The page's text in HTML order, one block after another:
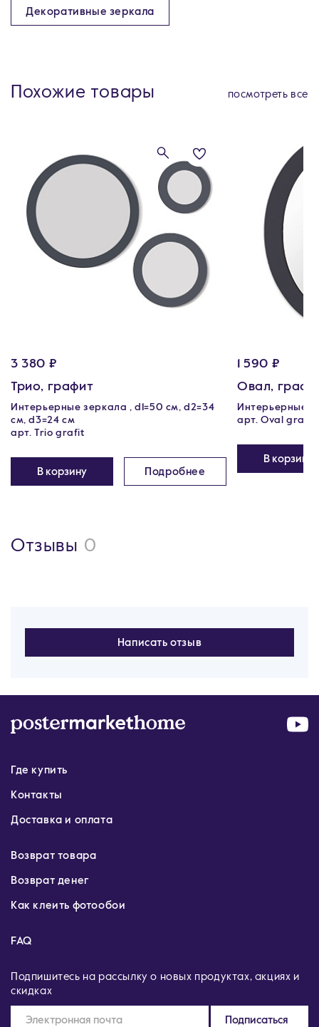
Декоративные зеркала
Похожие товары посмотреть все
3 380 ₽
Трио, графит
Интерьерные зеркала , d1=50 см, d2=34
см, d3=24 см
арт. Trio grafit
В корзину Подробнее
1 590 ₽
Овал,
Интерьерные
арт. Oval grafit
В корзину
Отзывы 0
Написать отзыв
Где купить
Контакты
Доставка и оплата
Возврат товара
Возврат денег
Как клеить фотообои
FAQ
Подпишитесь на рассылку о новых продуктах, акциях и
скидках
Подписаться